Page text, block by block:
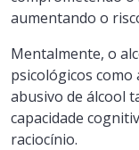
aumentando o
Mentalmente, o
psicológicos como
abusivo de álcool
capacidade
raciocínio.